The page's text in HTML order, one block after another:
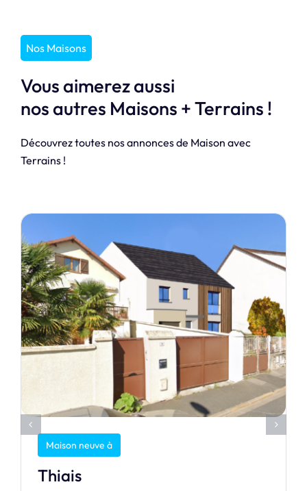
Nos Maisons
Vous aimerez aussi
nos autres Maisons + Terrains !
Découvrez toutes nos annonces de Maison avec
Terrains !
Maison neuve à
Thiais